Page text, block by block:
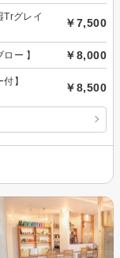
Trグレイ
￥7,500
ー 】 ￥8,000
】
￥8,500